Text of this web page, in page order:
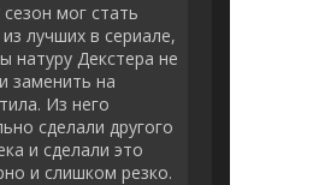
мог стать
лучших в сериале,
натуру Декстера не
заменить на
Из него
сделали другого
и сделали это
и слишком резко.